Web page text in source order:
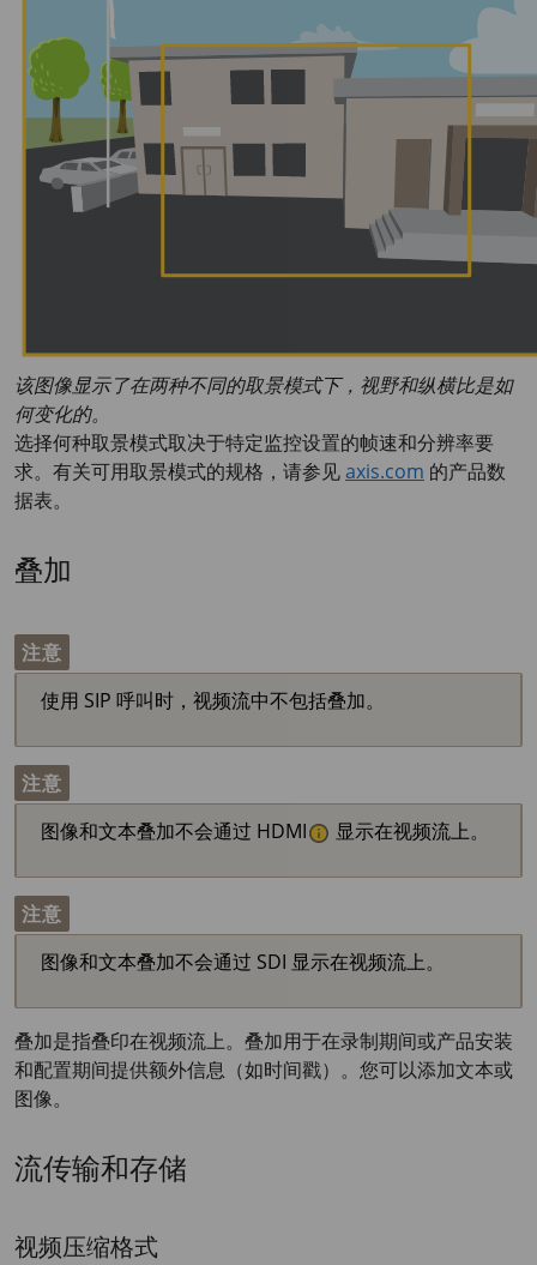
该图像显示了在两种不同的取景模式下，视野和纵横比是如
何变化的。
选择何种取景模式取决于特定监控设置的帧速和分辨率要
求。有关可用取景模式的规格，请参见axis.com 的产品数
据表。
叠加
注意
使用 SIP 呼叫时，视频流中不包括叠加。
注意
图像和文本叠加不会通过 HDMI
显示在视频流上。
注意
图像和文本叠加不会通过 SDI 显示在视频流上。
叠加是指叠印在视频流上。叠加用于在录制期间或产品安装
和配置期间提供额外信息（如时间戳）。您可以添加文本或
图像。
流传输和存储
视频压缩格式